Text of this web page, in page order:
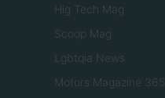
Hig Tech Mag
Scoop Mag
Lgbtqia News
Motors Magazine 365